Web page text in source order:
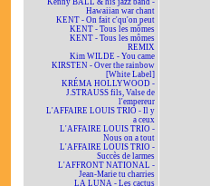
Kenny BALL & his jazz band -
Hawaiian war chant
KENT - On fait c'qu'on peut
KENT - Tous les mômes
KENT - Tous les mômes
REMIX
Kim WILDE - You came
KIRSTEN - Over the rainbow
[White Label]
KRÉMA HOLLYWOOD -
J.STRAUSS fils, Valse de
l'empereur
L'AFFAIRE LOUIS TRIO - Il y
a ceux
L'AFFAIRE LOUIS TRIO -
Nous on a tout
L'AFFAIRE LOUIS TRIO -
Succès de larmes
L'AFFRONT NATIONAL -
Jean-Marie tu charries
LA LUNA - Les cactus